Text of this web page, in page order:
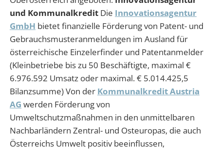
und Kommunalkredit Die Innovationsagentur
GmbH bietet finanzielle Förderung von Patent- und
Gebrauchsmusteranmeldungen im Ausland für
österreichische Einzelerfinder und Patentanmelder
(Kleinbetriebe bis zu 50 Beschäftigte, maximal €
6.976.592 Umsatz oder maximal. € 5.014.425,5
Bilanzsumme) Von der Kommunalkredit Austria
AG werden Förderung von
Umweltschutzmaßnahmen in den unmittelbaren
Nachbarländern Zentral- und Osteuropas, die auch
Österreichs Umwelt positiv beeinflussen,